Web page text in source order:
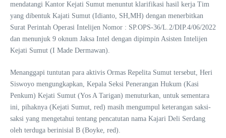
mendatangi Kantor Kejati Sumut menuntut klarifikasi hasil kerja Tim
yang dibentuk Kajati Sumut (Idianto, SH,MH) dengan menerbitkan
Surat Perintah Operasi Intelijen Nomor : SP.OPS-36/L.2/DIP.4/06/2022
dan menunjuk 9 oknum Jaksa Intel dengan dipimpin Asisten Intelijen
Kejati Sumut (I Made Dermawan).
Menanggapi tuntutan para aktivis Ormas Repelita Sumut tersebut, Heri
Siswoyo mengungkapkan, Kepala Seksi Penerangan Hukum (Kasi
Penkum) Kejati Sumut (Yos A Tarigan) menuturkan, untuk sementara
ini, pihaknya (Kejati Sumut, red) masih mengumpul keterangan saksi-
saksi yang mengetahui tentang pencatutan nama Kajari Deli Serdang
oleh terduga berinisial B (Boyke, red).